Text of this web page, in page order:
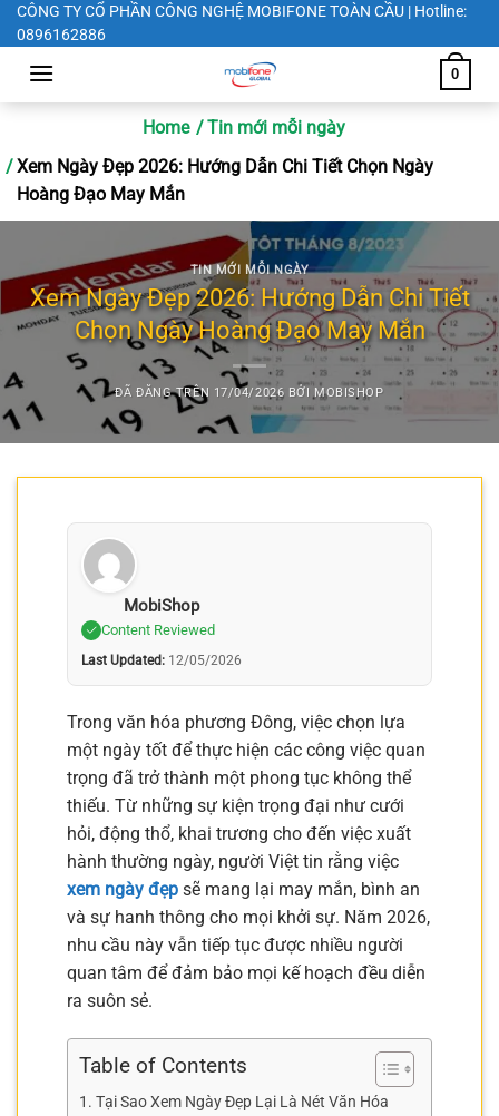
Chuyển
đến
CÔNG TY CỔ PHẦN CÔNG NGHỆ MOBIFONE TOÀN CẦU | Hotline:
0896162886
0
Home
Tin mới mỗi ngày
Xem Ngày Đẹp 2026: Hướng Dẫn Chi Tiết Chọn Ngày
Hoàng Đạo May Mắn
TIN MỚI MỖI NGÀY
Xem Ngày Đẹp 2026: Hướng Dẫn Chi Tiết
Chọn Ngày Hoàng Đạo May Mắn
ĐÃ ĐĂNG TRÊN 17/04/2026 BỞI MOBISHOP
MobiShop
Content Reviewed
Last Updated: 12/05/2026
Trong văn hóa phương Đông, việc chọn lựa
một ngày tốt để thực hiện các công việc quan
trọng đã trở thành một phong tục không thể
thiếu. Từ những sự kiện trọng đại như cưới
hỏi, động thổ, khai trương cho đến việc xuất
hành thường ngày, người Việt tin rằng việc
xem ngày đẹp sẽ mang lại may mắn, bình an
và sự hanh thông cho mọi khởi sự. Năm 2026,
nhu cầu này vẫn tiếp tục được nhiều người
quan tâm để đảm bảo mọi kế hoạch đều diễn
ra suôn sẻ.
Table of Contents
Tại Sao Xem Ngày Đẹp Lại Là Nét Văn Hóa